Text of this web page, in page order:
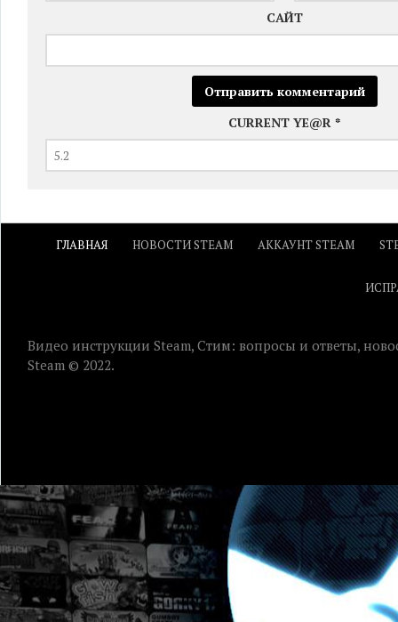
САЙТ
CURRENT YE@R *
ГЛАВНАЯ НОВОСТИ STEAM АККАУНТ STEAM
Видео инструкции Steam, Стим: вопросы и ответы,
Steam © 2022.